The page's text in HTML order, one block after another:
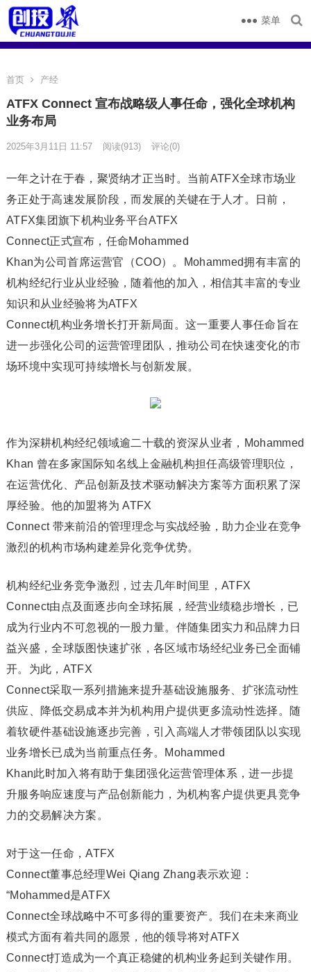
菜单
首页 产经
ATFX Connect 宣布战略级人事任命，强化全球机构
业务布局
2025年3月11日 11:57 阅读(913) 评论(0)
一年之计在于春，聚贤纳才正当时。当前ATFX全球市场业
务正处于高速发展阶段，而发展的关键在于人才。日前，
ATFX集团旗下机构业务平台ATFX
Connect正式宣布，任命Mohammed
Khan为公司首席运营官（COO）。Mohammed拥有丰富的
机构经纪行业从业经验，随着他的加入，相信其丰富的专业
知识和从业经验将为ATFX
Connect机构业务增长打开新局面。这一重要人事任命旨在
进一步强化公司的运营管理团队，推动公司在快速变化的市
场环境中实现可持续增长与创新发展。
作为深耕机构经纪领域逾二十载的资深从业者，Mohammed
Khan 曾在多家国际知名线上金融机构担任高级管理职位，
在运营优化、产品创新及技术驱动解决方案等方面积累了深
厚经验。他的加盟将为 ATFX
Connect 带来前沿的管理理念与实战经验，助力企业在竞争
激烈的机构市场构建差异化竞争优势。
机构经纪业务竞争激烈，过去几年时间里，ATFX
Connect由点及面逐步向全球拓展，经营业绩稳步增长，已
成为行业内不可忽视的一股力量。伴随集团实力和品牌力日
益兴盛，全球版图快速扩张，各区域市场经纪业务已全面铺
开。为此，ATFX
Connect采取一系列措施来提升基础设施服务、扩张流动性
供应、降低交易成本并为机构用户提供更多流动性选择。随
着软硬件基础设施逐步完善，引入高端人才带领团队以实现
业务增长已成为当前重点任务。Mohammed
Khan此时加入将有助于集团强化运营管理体系，进一步提
升服务响应速度与产品创新能力，为机构客户提供更具竞争
力的交易解决方案。
对于这一任命，ATFX
Connect董事总经理Wei Qiang Zhang表示欢迎：
“Mohammed是ATFX
Connect全球战略中不可多得的重要资产。我们在未来商业
模式方面有着共同的愿景，他的领导将对ATFX
Connect打造成为一个真正稳健的机构业务起到关键作用。